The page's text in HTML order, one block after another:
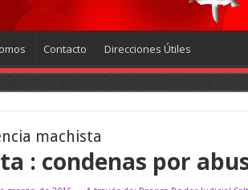
Contacto Direcciones Útiles
machista
: condenas por